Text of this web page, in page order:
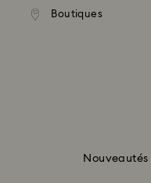
Accesskeys list
Boutiques
standard gratuite pour
supérieure à 99 EUR
Nouveautés